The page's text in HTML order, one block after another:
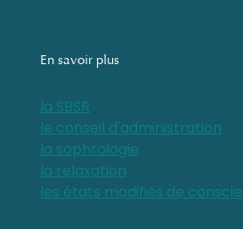
En savoir plus
la SBSR
le conseil d'administration
la sophrologie
la relaxation
les états modifiés de